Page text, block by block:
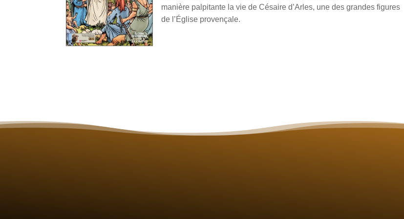
manière palpitante la vie de Césaire d’Arles, une des grandes figures
de l’Église provençale.